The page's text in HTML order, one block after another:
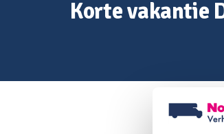
Korte vakantie